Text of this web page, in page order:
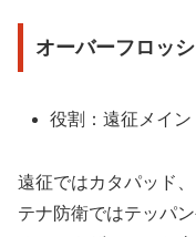
オーバーフロッ
役割：遠征メイン
遠征ではカタパッド
テナ防衛ではテッパ